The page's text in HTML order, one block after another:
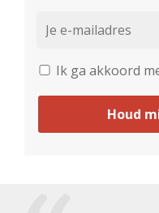
Ik ga akkoord
Houd